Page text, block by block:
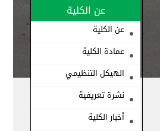
عن الكلية
عن الكلية
عمادة الكلية
الهيكل التنظيمي
نشرة تعريفية
أخبار الكلية